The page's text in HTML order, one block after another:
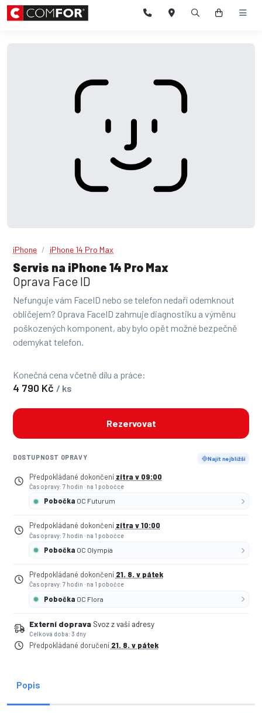
iPhone iPhone 14 Pro Max
Servis na iPhone 14 Pro Max
Oprava Face ID
Nefunguje vám FaceID nebo se telefon nedaří odemknout
obličejem? Oprava FaceID zahrnuje diagnostiku a výměnu
poškozených komponent, aby bylo opět možné bezpečně
odemykat telefon.
Konečná cena včetně dílu a práce:
4 790 Kč / ks
Rezervovat
DOSTUPNOST OPRAVY Najít nejbližší
Předpokládané dokončení zítra v 09:00
Čas opravy: 7 hodin · na 1 pobočce
Pobočka OC Futurum
Předpokládané dokončení zítra v 10:00
Čas opravy: 7 hodin · na 1 pobočce
Pobočka OC Olympia
Předpokládané dokončení 21. 8. v pátek
Čas opravy: 7 hodin · na 1 pobočce
Pobočka OC Flora
Externí doprava Svoz z vaší adresy
Celková doba: 3 dny
Předpokládané doručení 21. 8. v pátek
Popis